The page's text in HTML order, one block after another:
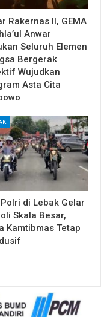
Rakernas II, GEMA
Anwar
Seluruh Elemen
Bergerak
Wujudkan
Asta Cita
di Lebak Gelar
Skala Besar,
Kamtibmas Tetap